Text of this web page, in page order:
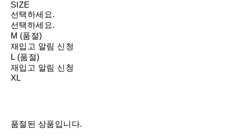
SIZE
선택하세요.
선택하세요.
M (품절)
재입고 알림 신청
L (품절)
재입고 알림 신청
XL
품절된 상품입니다.